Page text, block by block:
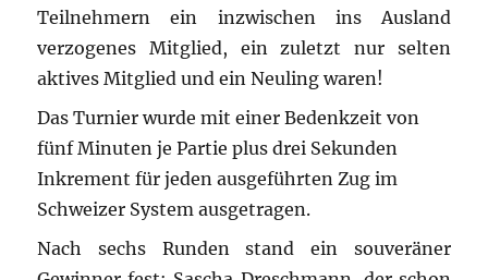
Teilnehmern ein inzwischen ins Ausland
verzogenes Mitglied, ein zuletzt nur selten
aktives Mitglied und ein Neuling waren!
Das Turnier wurde mit einer Bedenkzeit von
fünf Minuten je Partie plus drei Sekunden
Inkrement für jeden ausgeführten Zug im
Schweizer System ausgetragen.
Nach sechs Runden stand ein souveräner